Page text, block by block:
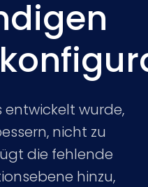
entwickelt wurde,
nicht zu
die fehlende
hinzu,